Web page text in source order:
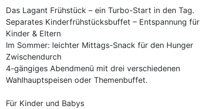
Das Lagant Frühstück – ein Turbo-Start in den Tag.
Separates Kinderfrühstücksbuffet – Entspannung für
Kinder & Eltern
Im Sommer: leichter Mittags-Snack für den Hunger
Zwischendurch
4-gängiges Abendmenü mit drei verschiedenen
Wahlhauptspeisen oder Themenbuffet.
Für Kinder und Babys